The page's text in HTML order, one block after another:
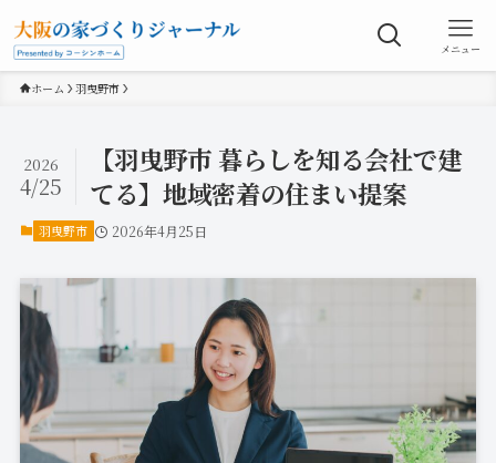
メニュー
ホーム 羽曳野市
【羽曳野市 暮らしを知る会社で建
てる】地域密着の住まい提案
2026
4/25
羽曳野市 2026年4月25日